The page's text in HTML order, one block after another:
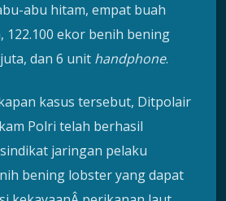
abu hitam, empat buah
122.100 ekor benih bening
dan 6 unit handphone.
kasus tersebut, Ditpolair
Polri telah berhasil
jaringan pelaku
bening lobster yang dapat